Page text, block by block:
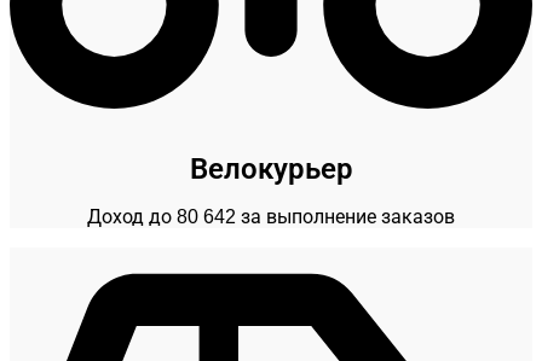
Велокурьер
Доход до 80 642 за выполнение заказов